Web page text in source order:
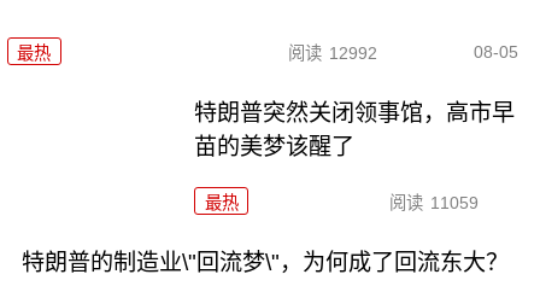
最热 阅读 12992 08-05
特朗普突然关闭领事馆，高市早
苗的美梦该醒了
最热 阅读 11059
特朗普的制造业\"回流梦\"，为何成了回流东大？